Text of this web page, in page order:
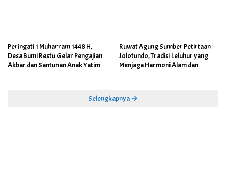
Peringati 1 Muharram 1448 H,
Desa Bumi Restu Gelar Pengajian
Akbar dan Santunan Anak Yatim
Ruwat Agung Sumber Petirtaan
Jolotundo, Tradisi Leluhur yang
Menjaga Harmoni Alam dan
Selengkapnya